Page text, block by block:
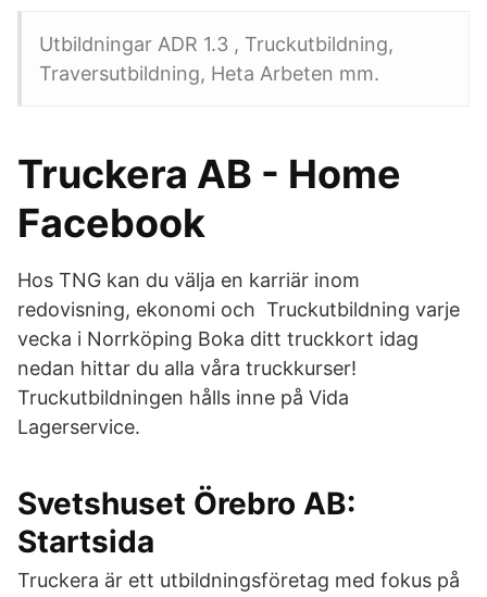
Utbildningar ADR 1.3 , Truckutbildning,
Traversutbildning, Heta Arbeten mm.
Truckera AB - Home
Facebook
Hos TNG kan du välja en karriär inom
redovisning, ekonomi och Truckutbildning varje
vecka i Norrköping Boka ditt truckkort idag
nedan hittar du alla våra truckkurser!
Truckutbildningen hålls inne på Vida
Lagerservice.
Svetshuset Örebro AB:
Startsida
Truckera är ett utbildningsföretag med fokus på